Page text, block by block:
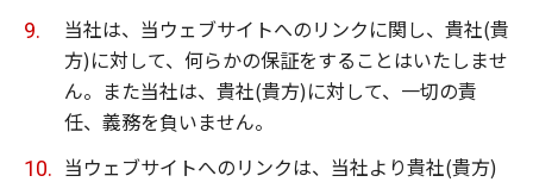
当社は、当ウェブサイトへのリンクに関し、貴社(貴
方)に対して、何らかの保証をすることはいたしませ
ん。また当社は、貴社(貴方)に対して、一切の責
任、義務を負いません。
当ウェブサイトへのリンクは、当社より貴社(貴方)